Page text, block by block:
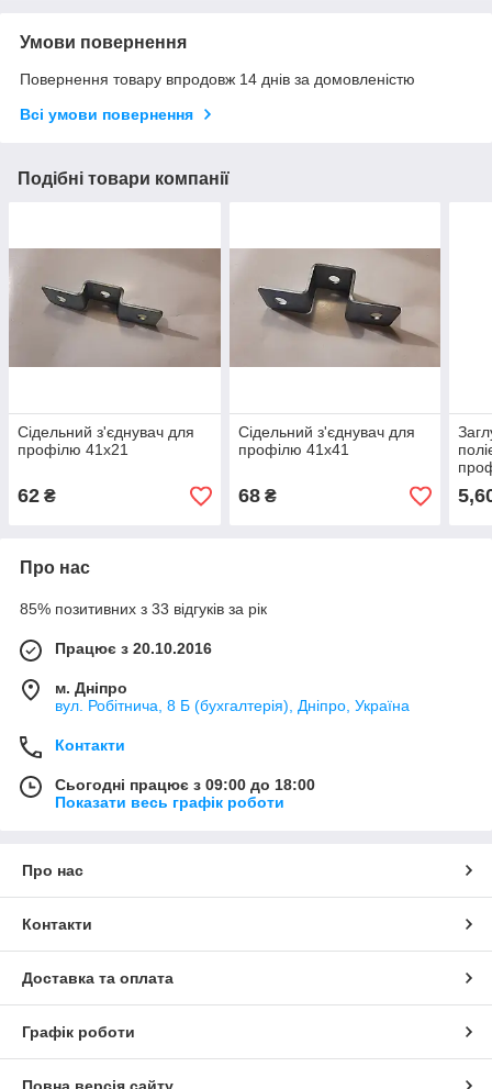
Умови повернення
Повернення товару впродовж 14 днів за домовленістю
Всі умови повернення
Подібні товари компанії
Сідельний з'єднувач для
профілю 41х21
62 ₴
Сідельний з'єднувач для
профілю 41х41
68₴
Про нас
85% позитивних з 33 відгуків за рік
Працює з 20.10.2016
м. Дніпро
вул. Робітнича, 8 Б (бухгалтерія), Дніпро, Україна
Контакти
Сьогодні працює з 09:00 до 18:00
Показати весь графік роботи
Про нас
Контакти
Доставка та оплата
Графік роботи